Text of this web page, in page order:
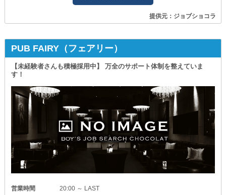
提供元：ジョブショコラ
PUB FAIRY（フェアリー）
【未経験者さんも積極採用中】 万全のサポート体制を整えていま
す！
営業時間
20:00 ～ LAST